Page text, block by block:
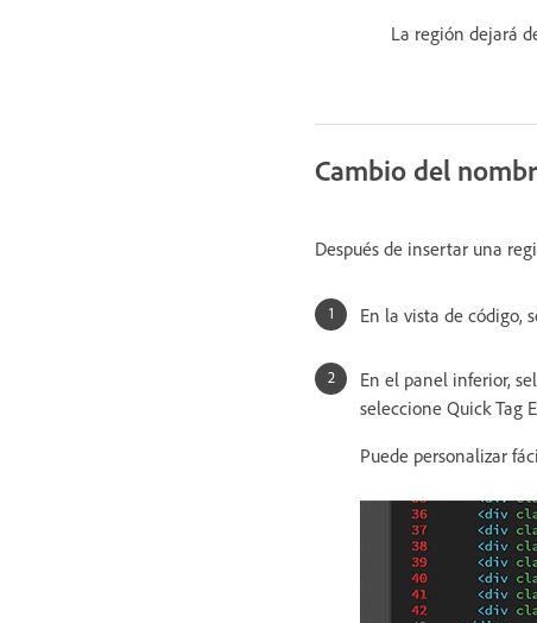
La región dejará
Cambio del
Después de insertar una
En la vista de código,
En el panel inferior,
seleccione Quick Tag
Puede personalizar